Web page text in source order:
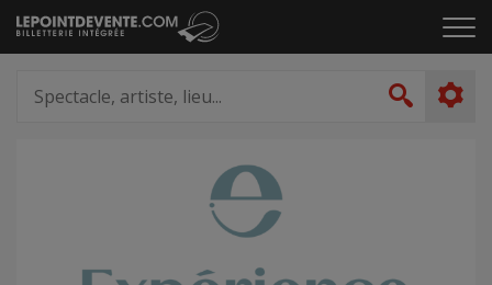
Passer
au
le
artiste,
lieu...